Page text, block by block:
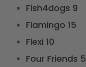
Fish4dogs 9
Flamingo 15
Flexi 10
Four Friends 5